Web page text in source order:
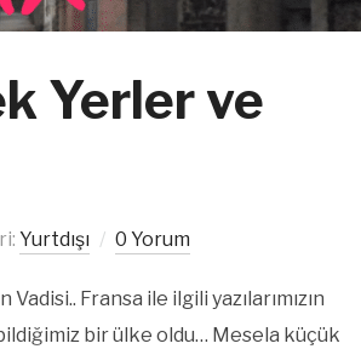
Yerler ve
Yurtdışı 0 Yorum
Fransa ile ilgili yazılarımızın
bir ülke oldu… Mesela küçük